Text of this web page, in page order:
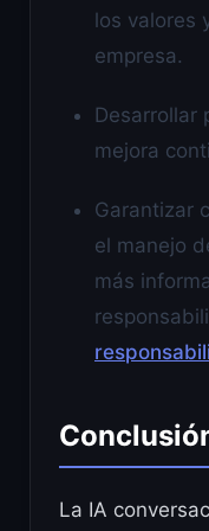
los valores
empresa.
Desarrollar
mejora
Garantizar
el manejo
más
La IA